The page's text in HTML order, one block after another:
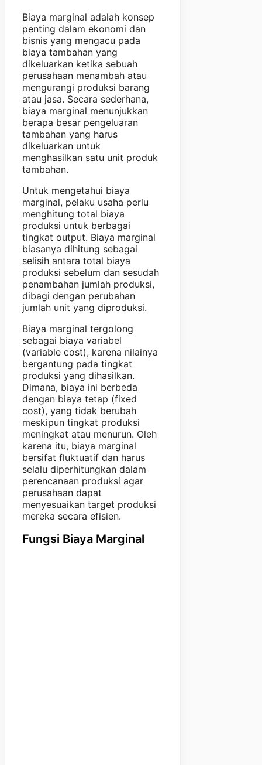
Biaya marginal adalah konsep
penting dalam ekonomi dan
bisnis yang mengacu pada
biaya tambahan yang
dikeluarkan ketika sebuah
perusahaan menambah atau
mengurangi produksi barang
atau jasa. Secara sederhana,
biaya marginal menunjukkan
berapa besar pengeluaran
tambahan yang harus
dikeluarkan untuk
menghasilkan satu unit produk
tambahan.
Untuk mengetahui biaya
marginal, pelaku usaha perlu
menghitung total biaya
produksi untuk berbagai
tingkat output. Biaya marginal
biasanya dihitung sebagai
selisih antara total biaya
produksi sebelum dan sesudah
penambahan jumlah produksi,
dibagi dengan perubahan
jumlah unit yang diproduksi.
Biaya marginal tergolong
sebagai biaya variabel
(variable cost), karena nilainya
bergantung pada tingkat
produksi yang dihasilkan.
Dimana, biaya ini berbeda
dengan biaya tetap (fixed
cost), yang tidak berubah
meskipun tingkat produksi
meningkat atau menurun. Oleh
karena itu, biaya marginal
bersifat fluktuatif dan harus
selalu diperhitungkan dalam
perencanaan produksi agar
perusahaan dapat
menyesuaikan target produksi
mereka secara efisien.
Fungsi Biaya Marginal